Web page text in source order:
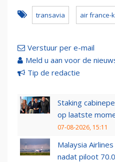
transavia air france-
Verstuur per e-mail
Meld u aan voor de
Tip de redactie
Staking
op laatste
07-08-2026, 15:11
Malaysia
nadat piloot